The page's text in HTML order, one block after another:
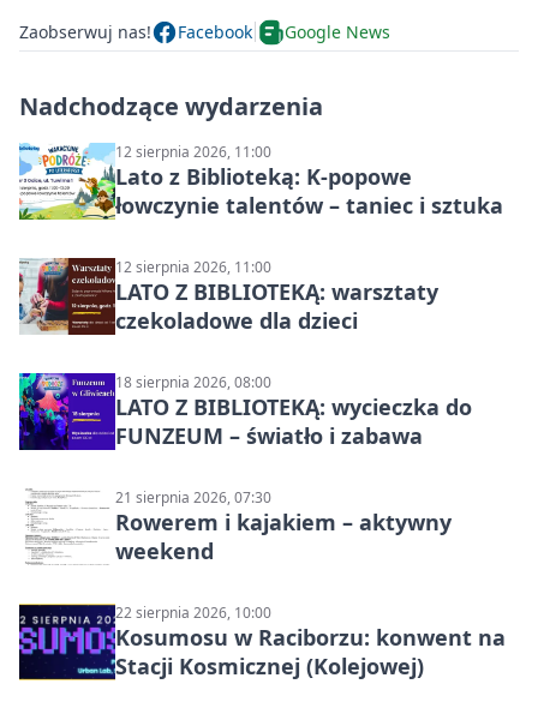
Zaobserwuj nas! Facebook Google News
Nadchodzące wydarzenia
12 sierpnia 2026, 11:00
Lato z Biblioteką: K-popowe
łowczynie talentów – taniec i sztuka
12 sierpnia 2026, 11:00
LATO Z BIBLIOTEKĄ: warsztaty
czekoladowe dla dzieci
18 sierpnia 2026, 08:00
LATO Z BIBLIOTEKĄ: wycieczka do
FUNZEUM – światło i zabawa
21 sierpnia 2026, 07:30
Rowerem i kajakiem – aktywny
weekend
22 sierpnia 2026, 10:00
Kosumosu w Raciborzu: konwent na
Stacji Kosmicznej (Kolejowej)